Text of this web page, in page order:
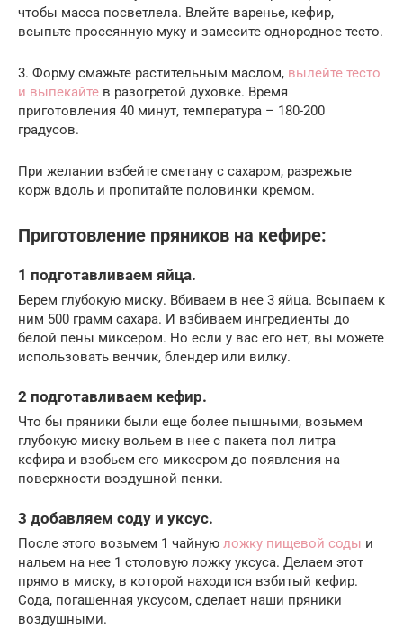
чтобы масса посветлела. Влейте варенье, кефир,
всыпьте просеянную муку и замесите однородное тесто.
3. Форму смажьте растительным маслом, вылейте тесто
и выпекайте в разогретой духовке. Время
приготовления 40 минут, температура – 180-200
градусов.
При желании взбейте сметану с сахаром, разрежьте
корж вдоль и пропитайте половинки кремом.
Приготовление пряников на кефире:
1 подготавливаем яйца.
Берем глубокую миску. Вбиваем в нее 3 яйца. Всыпаем к
ним 500 грамм сахара. И взбиваем ингредиенты до
белой пены миксером. Но если у вас его нет, вы можете
использовать венчик, блендер или вилку.
2 подготавливаем кефир.
Что бы пряники были еще более пышными, возьмем
глубокую миску вольем в нее с пакета пол литра
кефира и взобьем его миксером до появления на
поверхности воздушной пенки.
3 добавляем соду и уксус.
После этого возьмем 1 чайную ложку пищевой соды и
нальем на нее 1 столовую ложку уксуса. Делаем этот
прямо в миску, в которой находится взбитый кефир.
Сода, погашенная уксусом, сделает наши пряники
воздушными.